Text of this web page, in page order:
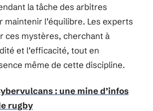
la tâche des arbitres
maintenir l’équilibre. Les experts
ces mystères, cherchant à
et l’efficacité, tout en
même de cette discipline.
: une mine d’infos
rugby